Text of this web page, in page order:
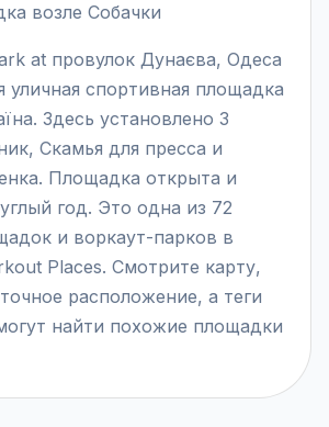
возле Собачки
at провулок Дунаєва, Одеса
уличная спортивная площадка
Здесь установлено 3
Скамья для пресса и
Площадка открыта и
год. Это одна из 72
и воркаут-парков в
Places. Смотрите карту,
расположение, а теги
найти похожие площадки